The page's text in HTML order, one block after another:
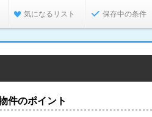
気になるリスト 保存中の条件
件のポイント